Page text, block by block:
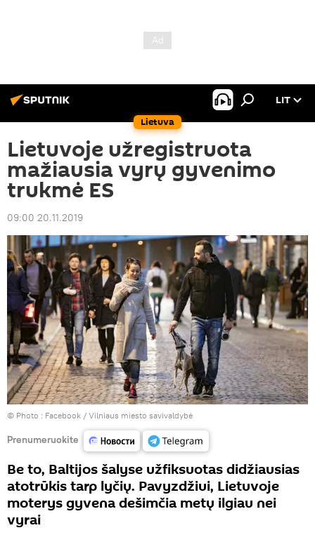
Lietuva
LIT
Lietuvoje užregistruota
mažiausia vyrų gyvenimo
trukmė ES
09:00 20.11.2019
© Photo : Facebook / Vilniaus miesto savivaldybė
Prenumeruokite
Be to, Baltijos šalyse užfiksuotas didžiausias
atotrūkis tarp lyčių. Pavyzdžiui, Lietuvoje
moterys gyvena dešimčia metų ilgiau nei
vyrai